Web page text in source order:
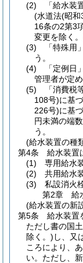
(2)
「給水
(水道法(昭和
16条の2第3
変更を除く
(3)
「特殊
う。
(4)
「定例
管理者が定
(5)
「消費税
108号)に基
226号)に基
円未満の端
う。
(給水装置の種
第4条
給水装置
(1)
専用給水
(2)
共用給水
(3)
私設消火
第2章
給
(給水装置の新
第5条
給水装置
ただし書の国
除く。) し、又
ころにより、
い。 ただし、